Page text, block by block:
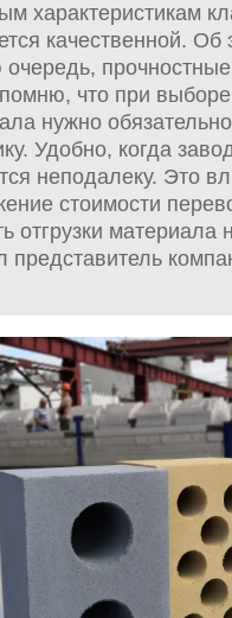
характеристикам
качественной. Об
что при выборе
нужно
Удобно, когда
неподалеку. Это
стоимости
отгрузки материала
представитель